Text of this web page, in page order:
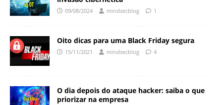
09/08/2024 mindsecblog 1
Oito dicas para uma Black Friday segura
15/11/2021 mindsecblog 4
O dia depois do ataque hacker: saiba o que
priorizar na empresa